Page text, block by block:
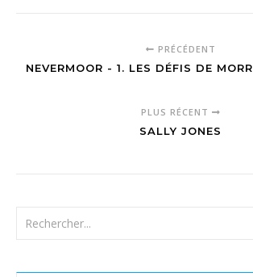
PRÉCÉDENT
NEVERMOOR - 1. LES DÉFIS DE
PLUS RÉCENT
SALLY JONES